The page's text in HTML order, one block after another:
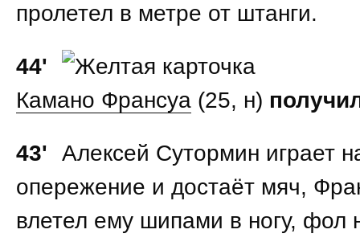
пролетел в метре от штанги.
44'
Камано Франсуа (25, н)
43'
Алексей Сутормин играет
опережение и достаёт мяч,
влетел ему шипами в ногу, фол